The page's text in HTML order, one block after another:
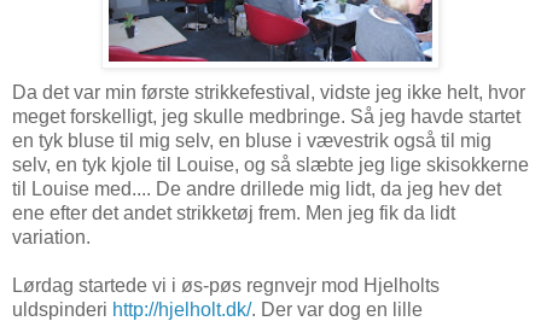
Da det var min første strikkefestival, vidste jeg ikke helt, hvor
meget forskelligt, jeg skulle medbringe. Så jeg havde startet
en tyk bluse til mig selv, en bluse i vævestrik også til mig
selv, en tyk kjole til Louise, og så slæbte jeg lige skisokkerne
til Louise med.... De andre drillede mig lidt, da jeg hev det
ene efter det andet strikketøj frem. Men jeg fik da lidt
variation.
Lørdag startede vi i øs-pøs regnvejr mod Hjelholts
uldspinderi http://hjelholt.dk/. Der var dog en lille